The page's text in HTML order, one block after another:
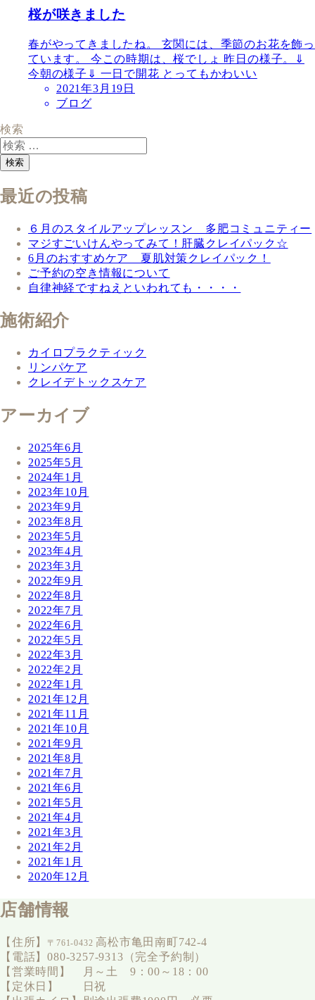
桜が咲きました
春がやってきましたね。 玄関には、季節のお花を飾っ
ています。 今この時期は、桜でしょ 昨日の様子。⇓
今朝の様子⇓ 一日で開花 とってもかわいい
2021年3月19日
ブログ
検索
検索
最近の投稿
６月のスタイルアップレッスン 多肥コミュニティー
マジすごいけんやってみて！肝臓クレイパック☆
6月のおすすめケア 夏肌対策クレイパック！
ご予約の空き情報について
自律神経ですねえといわれても・・・・
施術紹介
カイロプラクティック
リンパケア
クレイデトックスケア
アーカイブ
2025年6月
2025年5月
2024年1月
2023年10月
2023年9月
2023年8月
2023年5月
2023年4月
2023年3月
2022年9月
2022年8月
2022年7月
2022年6月
2022年5月
2022年3月
2022年2月
2022年1月
2021年12月
2021年11月
2021年10月
2021年9月
2021年8月
2021年7月
2021年6月
2021年5月
2021年4月
2021年3月
2021年2月
2021年1月
2020年12月
店舗情報
【住所】 〒761-0432 高松市亀田南町742-4
【電話】080-3257-9313（完全予約制）
【営業時間】 月～土 9：00～18：00
【定休日】 日祝